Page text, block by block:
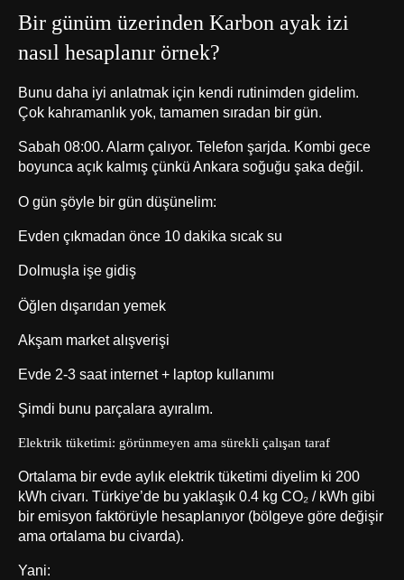
Bir günüm üzerinden Karbon ayak izi
nasıl hesaplanır örnek?
Bunu daha iyi anlatmak için kendi rutinimden gidelim.
Çok kahramanlık yok, tamamen sıradan bir gün.
Sabah 08:00. Alarm çalıyor. Telefon şarjda. Kombi gece
boyunca açık kalmış çünkü Ankara soğuğu şaka değil.
O gün şöyle bir gün düşünelim:
Evden çıkmadan önce 10 dakika sıcak su
Dolmuşla işe gidiş
Öğlen dışarıdan yemek
Akşam market alışverişi
Evde 2-3 saat internet + laptop kullanımı
Şimdi bunu parçalara ayıralım.
Elektrik tüketimi: görünmeyen ama sürekli çalışan taraf
Ortalama bir evde aylık elektrik tüketimi diyelim ki 200
kWh civarı. Türkiye’de bu yaklaşık 0.4 kg CO₂ / kWh gibi
bir emisyon faktörüyle hesaplanıyor (bölgeye göre değişir
ama ortalama bu civarda).
Yani: